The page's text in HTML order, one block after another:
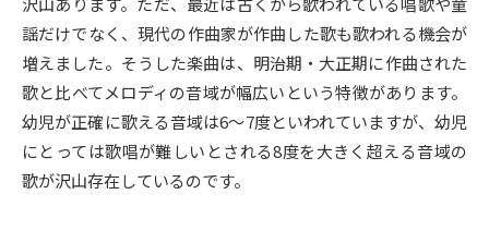
来場型・Web型イベント特集 夢ナビライブ
受験準備 資料検索
謡だけでなく、現代の作曲家が作曲した歌も歌われる機会が
増えました。そうした楽曲は、明治期・大正期に作曲された
歌と比べてメロディの音域が幅広いという特徴があります。
幼児が正確に歌える音域は6～7度といわれていますが、幼児
にとっては歌唱が難しいとされる8度を大きく超える音域の
歌が沢山存在しているのです。